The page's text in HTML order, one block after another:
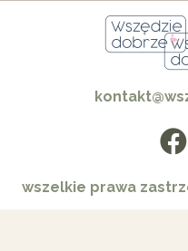
wszelkie prawa